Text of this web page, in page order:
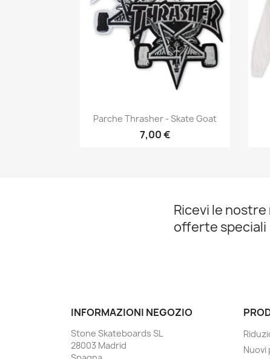
Anteprima
Parche Thrasher - Skate Goat
7,00 €
Ricevi le nostre
offerte speciali
INFORMAZIONI NEGOZIO
Stone Skateboards SL
28003 Madrid